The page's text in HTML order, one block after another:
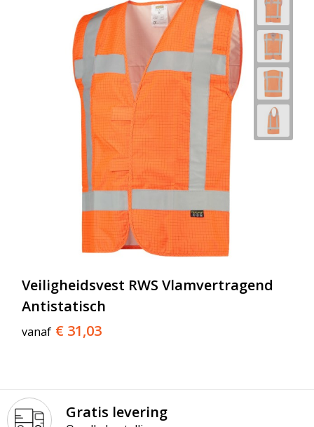
Veiligheidsvest RWS Vlamvertragend
Antistatisch
vanaf € 31,03
Gratis levering